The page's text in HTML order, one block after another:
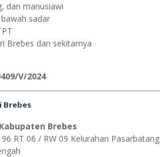
dan manusiawi
sadar
Brebes dan sekitarnya
V/2024
Brebes
Brebes
RT 06 / RW 09 Kelurahan Pasarbatang